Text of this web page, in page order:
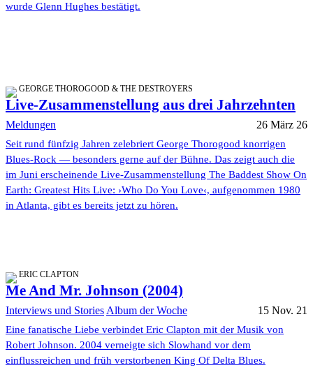
wurde Glenn Hughes bestätigt.
GEORGE THOROGOOD & THE DESTROYERS
Live-Zusammenstellung aus drei Jahrzehnten
Meldungen 26 März 26
Seit rund fünfzig Jahren zelebriert George Thorogood knorrigen
Blues-Rock — besonders gerne auf der Bühne. Das zeigt auch die
im Juni erscheinende Live-Zusammenstellung The Baddest Show On
Earth: Greatest Hits Live: ›Who Do You Love‹, aufgenommen 1980
in Atlanta, gibt es bereits jetzt zu hören.
ERIC CLAPTON
Me And Mr. Johnson (2004)
Interviews und StoriesAlbum der Woche 15 Nov. 21
Eine fanatische Liebe verbindet Eric Clapton mit der Musik von
Robert Johnson. 2004 verneigte sich Slowhand vor dem
einflussreichen und früh verstorbenen King Of Delta Blues.